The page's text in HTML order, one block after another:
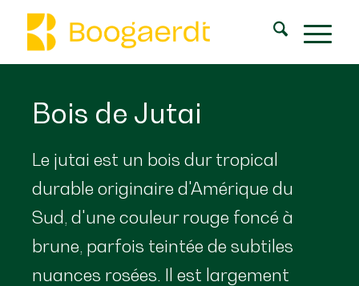
Bois de Jutai
Le jutai est un bois dur tropical
durable originaire d'Amérique du
Sud, d'une couleur rouge foncé à
brune, parfois teintée de subtiles
nuances rosées. Il est largement